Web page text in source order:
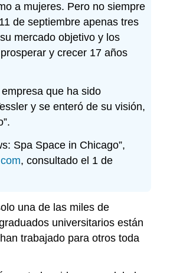
a mujeres. Pero no siempre
de septiembre apenas tres
mercado objetivo y los
y crecer 17 años
que ha sido
y se enteró de su visión,
Spa Space in Chicago”,
, consultado el 1 de
una de las miles de
universitarios están
trabajado para otros toda